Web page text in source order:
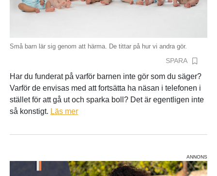
Små barn lär sig genom att härma. De tittar på hur vi andra gör.
SPARA
Har du funderat på varför barnen inte gör som du säger?
Varför de envisas med att fortsätta ha näsan i telefonen i
stället för att gå ut och sparka boll? Det är egentligen inte
så konstigt. Läs mer
ANNONS